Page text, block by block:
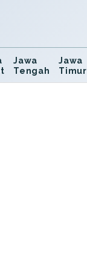
Jawa
Tengah
Jawa
Timur